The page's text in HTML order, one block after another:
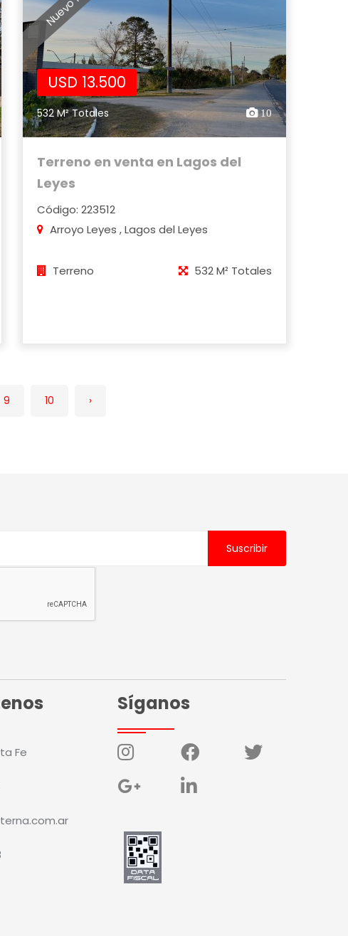
USD 13.500
532 M² Totales 10
Terreno en venta en Lagos del
Leyes
Código: 223512
Arroyo Leyes , Lagos del Leyes
Terreno 532 M² Totales
9 10 ›
Suscribir
Fe
Síganos